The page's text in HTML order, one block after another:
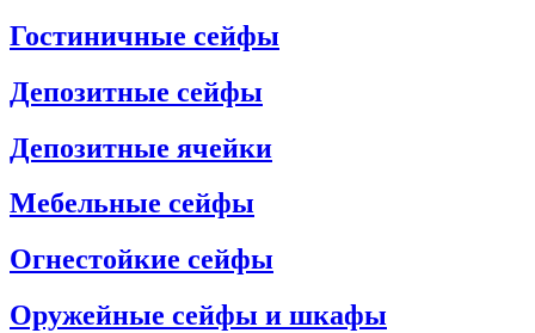
Гостиничные сейфы
Депозитные сейфы
Депозитные ячейки
Мебельные сейфы
Огнестойкие сейфы
Оружейные сейфы и шкафы